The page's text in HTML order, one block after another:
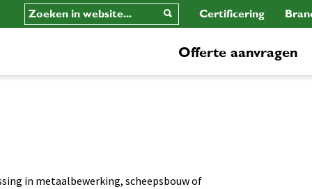
Certificering
Offerte aanvragen
in metaalbewerking, scheepsbouw of